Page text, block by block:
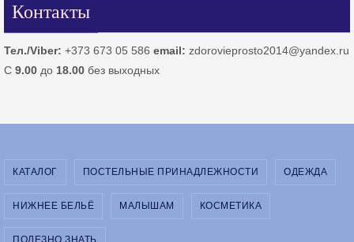
Контакты
Тел./Viber: +373 673 05 586 email: zdorovieprosto2014@yandex.ru
С 9.00 до 18.00 без выходных
КАТАЛОГ ПОСТЕЛЬНЫЕ ПРИНАДЛЕЖНОСТИ ОДЕЖДА
НИЖНЕЕ БЕЛЬЁ МАЛЫШАМ КОСМЕТИКА
ПОЛЕЗНО ЗНАТЬ